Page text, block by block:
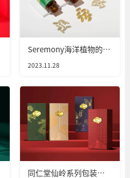
Seremony海洋植物的营
2023.11.28
同仁堂仙岭系列包装设